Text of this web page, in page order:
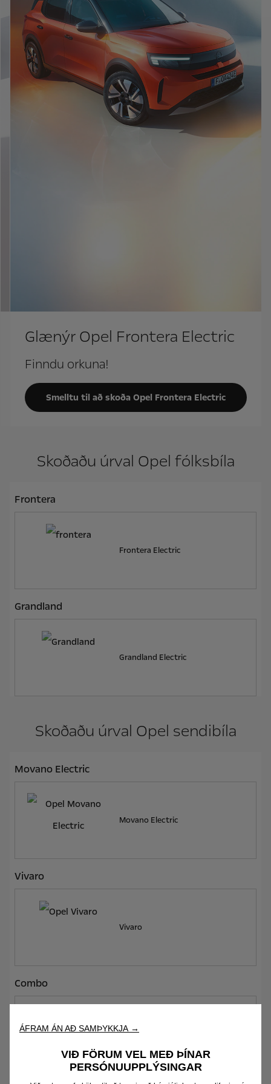
Glænýr Opel Frontera Electric
Finndu orkuna!
Smelltu til að skoða Opel Frontera Electric
Skoðaðu úrval Opel fólksbíla
Frontera
Frontera Electric
Grandland
Grandland Electric
Skoðaðu úrval Opel sendibíla
Movano Electric
Movano Electric
Vivaro
Vivaro
Combo
Combo
ÁFRAM ÁN AÐ SAMÞYKKJA →
VIÐ FÖRUM VEL MEÐ ÞÍNAR
PERSÓNUUPPLÝSINGAR